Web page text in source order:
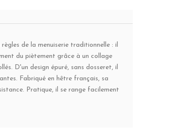
de la menuiserie traditionnelle : il
du piètement grâce à un collage
D'un design épuré, sans dosseret, il
Fabriqué en hêtre français, sa
Pratique, il se range facilement